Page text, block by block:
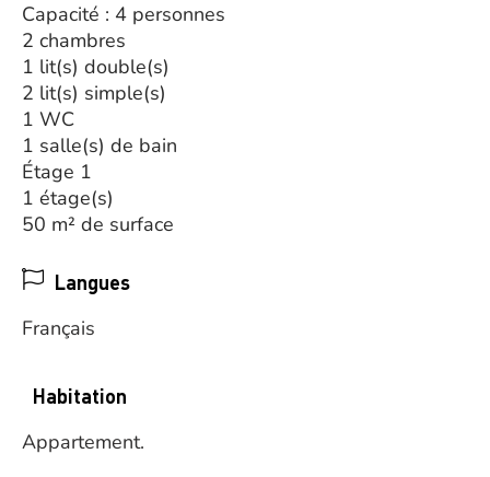
Capacité : 4 personnes
2 chambres
1 lit(s) double(s)
2 lit(s) simple(s)
1 WC
1 salle(s) de bain
Étage 1
1 étage(s)
50 m² de surface
Langues
Français
Habitation
Appartement.